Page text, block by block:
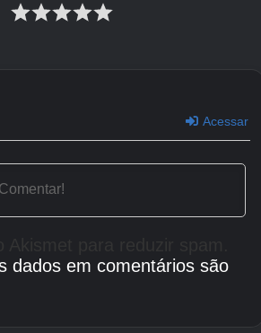
Acessar
dados em comentários são